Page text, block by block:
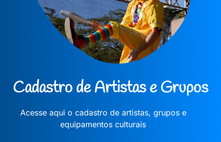
Cadastro de Artistas e Grupos
Acesse aqui o cadastro de artistas, grupos e
equipamentos culturais